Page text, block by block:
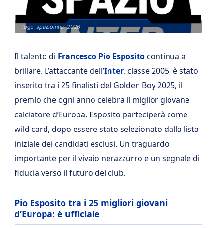
logo_spaziointer_2026
Il talento di Francesco Pio Espositocontinua a
brillare. L’attaccante dell’Inter, classe 2005, è stato
inserito tra i 25 finalisti del Golden Boy 2025, il
premio che ogni anno celebra il miglior giovane
calciatore d’Europa. Esposito parteciperà come
wild card, dopo essere stato selezionato dalla lista
iniziale dei candidati esclusi. Un traguardo
importante per il vivaio nerazzurro e un segnale di
fiducia verso il futuro del club.
Pio Esposito tra i 25 migliori giovani
d’Europa: è ufficiale